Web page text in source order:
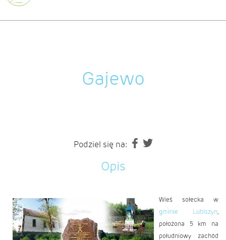
Gajewo
Podziel się na:
Opis
Wieś sołecka w
gminie Lubiszyn,
położona 5 km na
południowy zachód